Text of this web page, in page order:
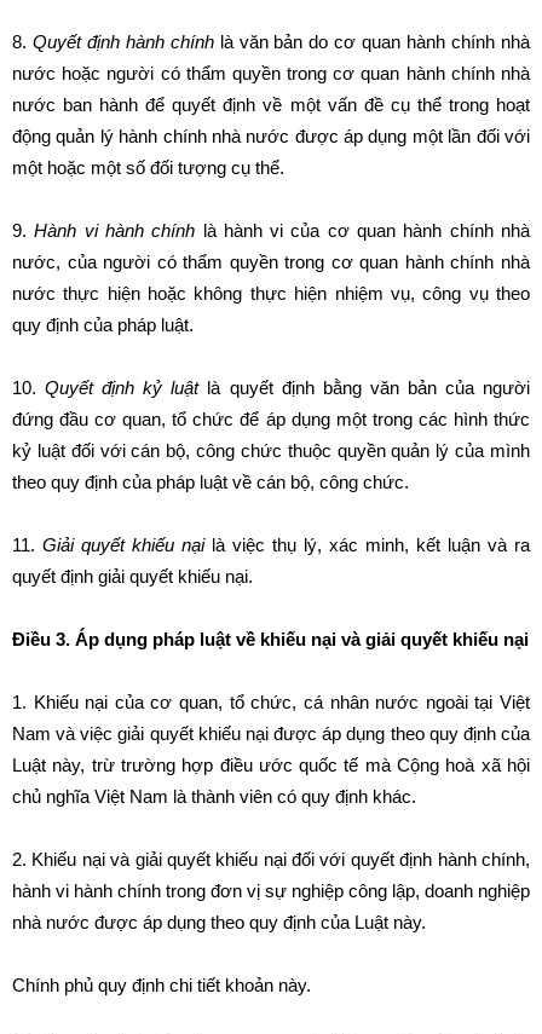
8. Quyết định hành chínhlà văn bản do cơ quan hành chính nhà
nước hoặc người có thẩm quyền trong cơ quan hành chính nhà
nước ban hành để quyết định về một vấn đề cụ thể trong hoạt
động quản lý hành chính nhà nước được áp dụng một lần đối với
một hoặc một số đối tượng cụ thể.
9.Hành vi hành chính là hành vi của cơ quan hành chính nhà
nước, của người có thẩm quyền trong cơ quan hành chính nhà
nước thực hiện hoặc không thực hiện nhiệm vụ, công vụ theo
quy định của pháp luật.
10.Quyết định kỷ luậtlà quyết định bằng văn bản của người
đứng đầu cơ quan, tổ chức để áp dụng một trong các hình thức
kỷ luật đối với cán bộ, công chức thuộc quyền quản lý của mình
theo quy định của pháp luật về cán bộ, công chức.
11. Giải quyết khiếu nạilà việc thụ lý, xác minh, kết luận và ra
quyết định giải quyết khiếu nại.
Điều 3. Áp dụng pháp luật về khiếu nại và giải quyết khiếu nại
1. Khiếu nại của cơ quan, tổ chức, cá nhân nước ngoài tại Việt
Nam và việc giải quyết khiếu nại được áp dụng theo quy định của
Luật này, trừ trường hợp điều ước quốc tế mà Cộng hoà xã hội
chủ nghĩa Việt Nam là thành viên có quy định khác.
2. Khiếu nại và giải quyết khiếu nại đối với quyết định hành chính,
hành vi hành chính trong đơn vị sự nghiệp công lập, doanh nghiệp
nhà nước được áp dụng theo quy định của Luật này.
Chính phủ quy định chi tiết khoản này.